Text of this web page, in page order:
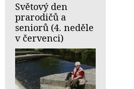
Světový den
prarodičů a
seniorů (4. neděle
v červenci)